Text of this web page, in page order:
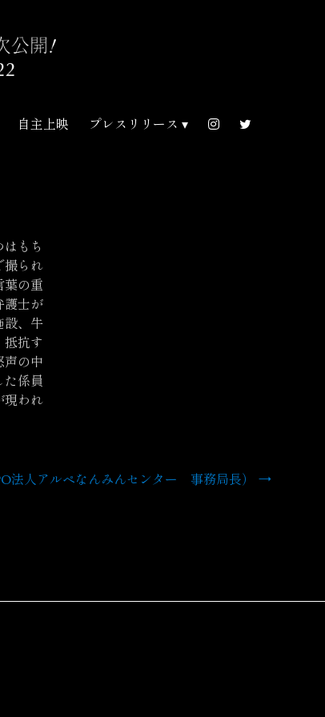
自主上映 プレスリリース
もち
撮られ
葉の重
護士が
設、牛
抵抗す
声の中
係員
現われ
法人アルペなんみんセンター 事務局長） →